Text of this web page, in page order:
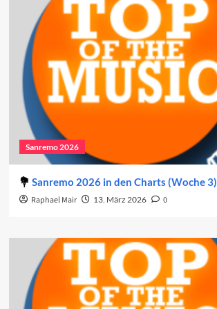
Sanremo 2026
Sanremo 2026 in den Charts (Woche 3)
Raphael Mair 13. März 2026 0